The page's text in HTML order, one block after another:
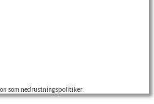
som nedrustningspolitiker